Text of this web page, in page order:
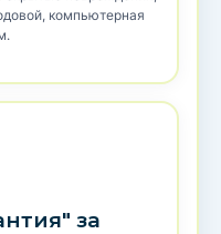
компьютерная
за